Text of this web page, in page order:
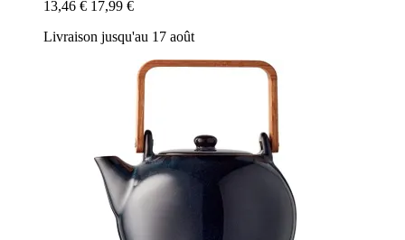
13,46 € 17,99 €
Livraison jusqu'au 17 août